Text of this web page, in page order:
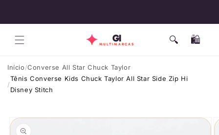
GI
MULTIMARCAS 🔍 🛍️
Carrinho
Início Converse All Star Chuck Taylor
Tênis Converse Kids Chuck Taylor All Star Side Zip Hi
Disney Stitch
as
informações